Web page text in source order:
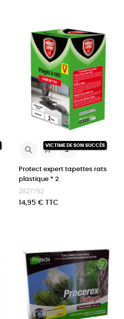
VICTIME DE SON SUCCÈS

Protect expert tapettes rats
plastique * 2
2827792
Prix
14,95 € TTC